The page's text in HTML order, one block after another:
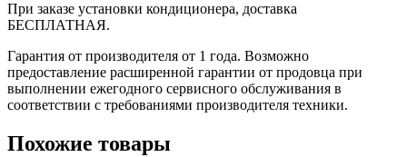
При заказе установки кондиционера, доставка
БЕСПЛАТНАЯ.
Гарантия от производителя от 1 года. Возможно
предоставление расширенной гарантии от продовца при
выполнении ежегодного сервисного обслуживания в
соответствии с требованиями производителя техники.
Похожие товары